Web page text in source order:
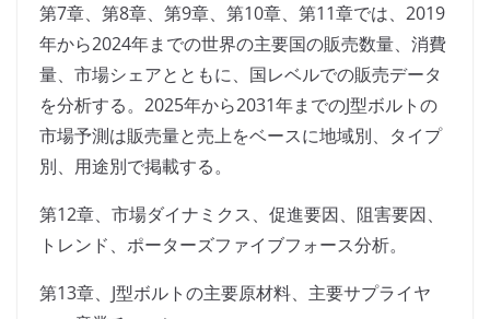
第7章、第8章、第9章、第10章、第11章では、2019
年から2024年までの世界の主要国の販売数量、消費
量、市場シェアとともに、国レベルでの販売データ
を分析する。2025年から2031年までのJ型ボルトの
市場予測は販売量と売上をベースに地域別、タイプ
別、用途別で掲載する。
第12章、市場ダイナミクス、促進要因、阻害要因、
トレンド、ポーターズファイブフォース分析。
第13章、J型ボルトの主要原材料、主要サプライヤ